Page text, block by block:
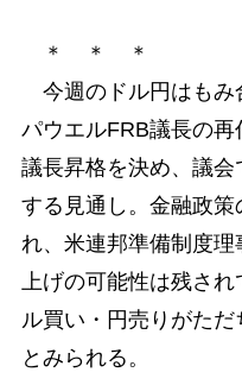
＊ ＊ ＊
今週のドル円はもみ
パウエルFRB議長の再
議長昇格を決め、議
する見通し。金融政
れ、米連邦準備制度理
上げの可能性は残さ
ル買い・円売りがた
とみられる。